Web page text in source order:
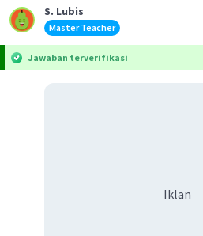
S. Lubis
Master Teacher
Jawaban terverifikasi
Iklan